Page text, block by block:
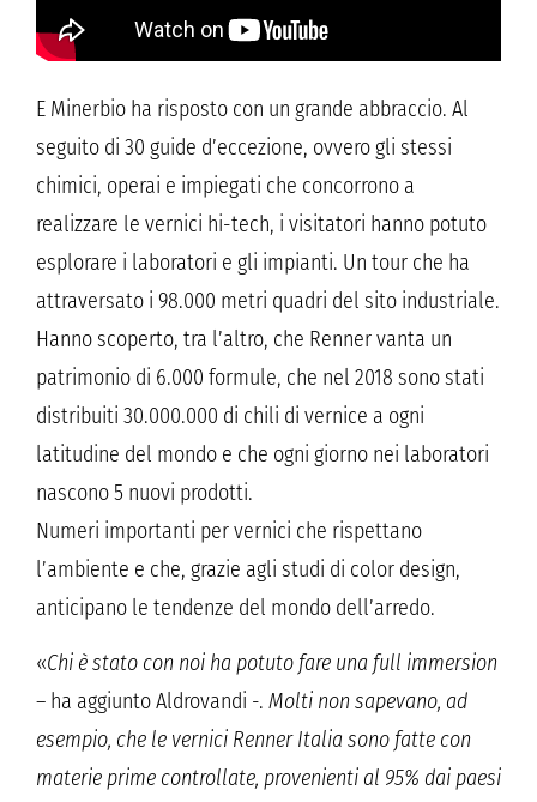
E Minerbio ha risposto con un grande abbraccio. Al
seguito di 30 guide d’eccezione, ovvero gli stessi
chimici, operai e impiegati che concorrono a
realizzare le vernici hi-tech, i visitatori hanno potuto
esplorare i laboratori e gli impianti. Un tour che ha
attraversato i 98.000 metri quadri del sito industriale.
Hanno scoperto, tra l’altro, che Renner vanta un
patrimonio di 6.000 formule, che nel 2018 sono stati
distribuiti 30.000.000 di chili di vernice a ogni
latitudine del mondo e che ogni giorno nei laboratori
nascono 5 nuovi prodotti.
Numeri importanti per vernici che rispettano
l’ambiente e che, grazie agli studi di color design,
anticipano le tendenze del mondo dell’arredo.
«Chi è stato con noi ha potuto fare una full immersion
– ha aggiunto Aldrovandi -. Molti non sapevano, ad
esempio, che le vernici Renner Italia sono fatte con
materie prime controllate, provenienti al 95% dai paesi